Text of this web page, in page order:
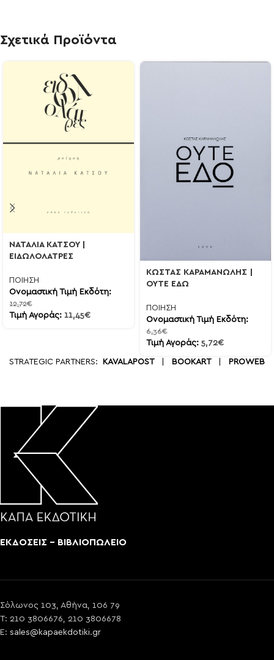
Σχετικά Προϊόντα
ΝΑΤΑΛΙΑ ΚΑΤΣΟΥ |
ΕΙΔΩΛΟΛΑΤΡΕΣ
ΠΟΙΗΣΗ
Ονομαστική Τιμή Εκδότη:
12,72€
Τιμή Αγοράς: 11,45€
ΚΩΣΤΑΣ ΚΑΡΑΜΑΝΩΛΗΣ |
ΟΥΤΕ ΕΔΩ
ΠΟΙΗΣΗ
Ονομαστική Τιμή Εκδότη:
6,36€
Τιμή Αγοράς: 5,72€
STRATEGIC PARTNERS: KAVALAPOST| BOOKART| PROWEB
ΕΚΔΟΣΕΙΣ - ΒΙΒΛΙΟΠΩΛΕΙΟ
Σόλωνος 103, Αθήνα, 106 79
T: 210 3806676, 210 3806678
E: sales@kapaekdotiki.gr